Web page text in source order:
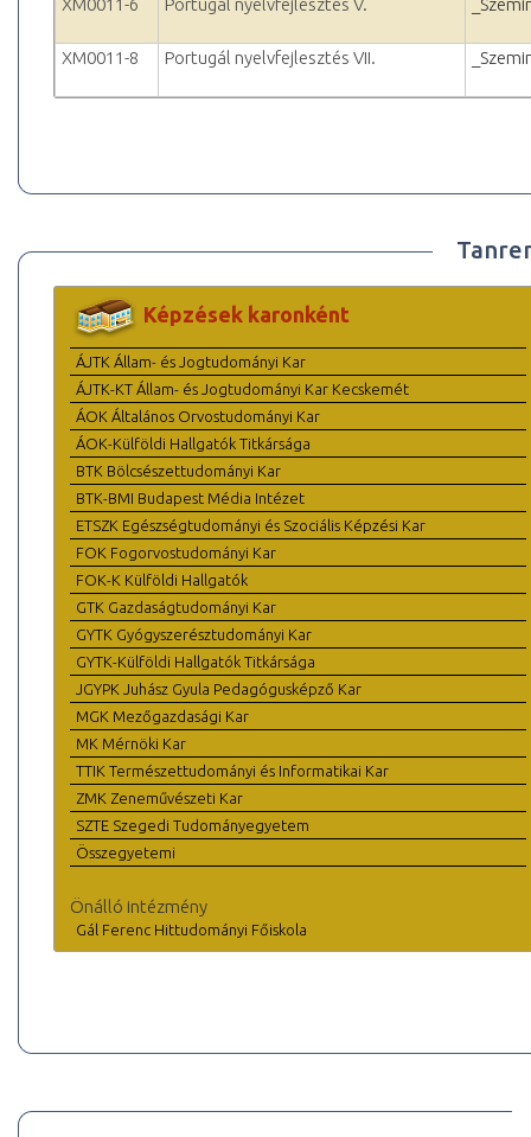
XM0011-6 Portugál nyelvfejlesztés V.
XM0011-8 Portugál nyelvfejlesztés VII.
Képzések karonként
ÁJTK Állam- és Jogtudományi Kar
ÁJTK-KT Állam- és Jogtudományi Kar Kecskemét
ÁOK Általános Orvostudományi Kar
ÁOK-Külföldi Hallgatók Titkársága
BTK Bölcsészettudományi Kar
BTK-BMI Budapest Média Intézet
ETSZK Egészségtudományi és Szociális Képzési Kar
FOK Fogorvostudományi Kar
FOK-K Külföldi Hallgatók
GTK Gazdaságtudományi Kar
GYTK Gyógyszerésztudományi Kar
GYTK-Külföldi Hallgatók Titkársága
JGYPK Juhász Gyula Pedagógusképző Kar
MGK Mezőgazdasági Kar
MK Mérnöki Kar
TTIK Természettudományi és Informatikai Kar
ZMK Zeneművészeti Kar
SZTE Szegedi Tudományegyetem
Összegyetemi
Önálló intézmény
Gál Ferenc Hittudományi Főiskola